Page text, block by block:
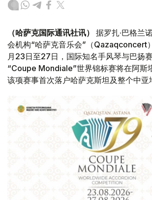
（哈萨克国际通讯社讯）
据罗扎·巴格兰
会机构“哈萨克音乐会”（Qazaqconcert
月23日至27日，国际知名手风琴与巴
“Coupe Mondiale”世界锦标赛将在阿斯
该项赛事首次落户哈萨克斯坦及整个中亚